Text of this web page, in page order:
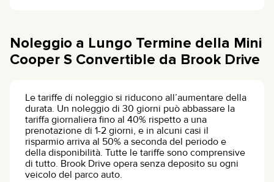
Noleggio a Lungo Termine della Mini
Cooper S Convertible da Brook Drive
Le tariffe di noleggio si riducono all’aumentare della
durata. Un noleggio di 30 giorni può abbassare la
tariffa giornaliera fino al 40% rispetto a una
prenotazione di 1-2 giorni, e in alcuni casi il
risparmio arriva al 50% a seconda del periodo e
della disponibilità. Tutte le tariffe sono comprensive
di tutto. Brook Drive opera senza deposito su ogni
veicolo del parco auto.